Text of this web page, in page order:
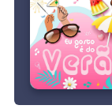
Onde está a
©